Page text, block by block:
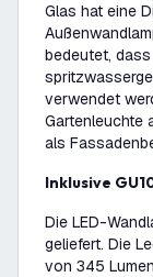
Glas hat eine
bedeutet,
verwendet
Gartenleuchte
als
Inklusive
Die LED-
geliefert. Die
von 345